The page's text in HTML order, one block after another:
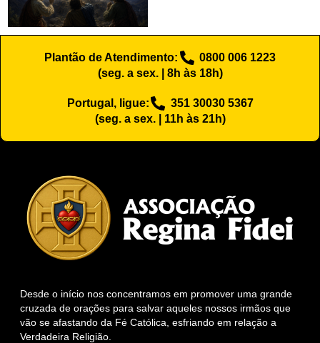
Plantão de Atendimento:
0800 006 1223
(seg. a sex. | 8h às 18h)
Portugal, ligue:
351 30030 5367
(seg. a sex. | 11h às 21h)
Desde o início nos concentramos em promover uma grande
cruzada de orações para salvar aqueles nossos irmãos que
vão se afastando da Fé Católica, esfriando em relação a
Verdadeira Religião.